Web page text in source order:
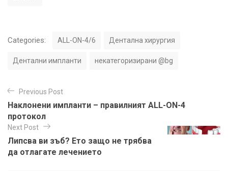
Categories:
o
ALL-ON-4/6 Дентална хирургия
Дентални импланти некатегоризирани @bg
а
в
и
г
а
Previous Post
Наклонени импланти – правилният ALL-ON-4
протокол
Next Post
Липсва ви зъб? Ето защо не трябва
да отлагате лечението